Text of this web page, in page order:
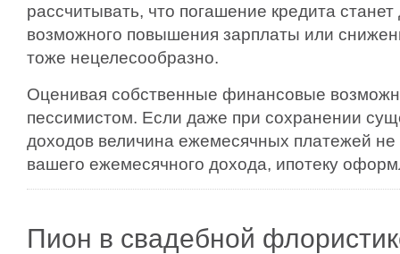
рассчитывать, что погашение кредита
возможного повышения зарплаты или
тоже нецелесообразно.
Оценивая собственные финансовые
пессимистом. Если даже при сохранении
доходов величина ежемесячных платежей не
вашего ежемесячного дохода, ипотеку
Пион в свадебной